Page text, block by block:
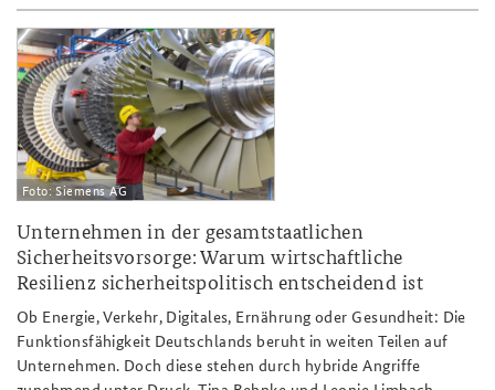
Foto: Siemens AG
Unternehmen in der gesamtstaatlichen
Sicherheitsvorsorge: Warum wirtschaftliche
Resilienz sicherheitspolitisch entscheidend ist
Ob Energie, Verkehr, Digitales, Ernährung oder Gesundheit: Die
Funktionsfähigkeit Deutschlands beruht in weiten Teilen auf
Unternehmen. Doch diese stehen durch hybride Angriffe